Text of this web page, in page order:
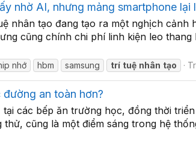
nhờ AI, nhưng mảng smartphone lại
nhân tạo đang tạo ra một nghịch cảnh
cũng chính chi phí linh kiện leo
nhớ hbm samsung trí tuệ nhân tạo
an toàn hơn?
các bếp ăn trường học, đồng thời
cũng là một điểm sáng trong hệ